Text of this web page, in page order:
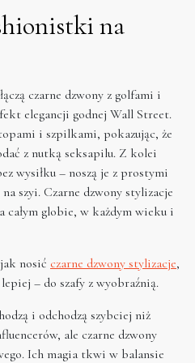
na
czarne dzwony z golfami i
elegancji godnej Wall Street.
i szpilkami, pokazując, że
z nutką seksapilu. Z kolei
wysiłku – noszą je z prostymi
szyi. Czarne dzwony stylizacje
globie, w każdym wieku i
nosić czarne dzwony stylizacje,
– do szafy z wyobraźnią.
i odchodzą szybciej niż
ale czarne dzwony
Ich magia tkwi w balansie